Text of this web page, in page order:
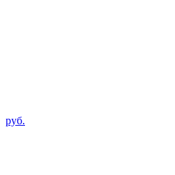
руб.